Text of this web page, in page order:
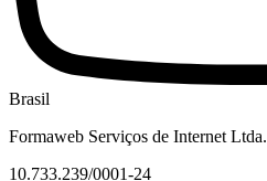
Brasil
Formaweb Serviços de Internet Ltda.
10.733.239/0001-24